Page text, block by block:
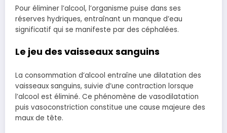
Pour éliminer l’alcool, l’organisme puise dans ses
réserves hydriques, entraînant un manque d’eau
significatif qui se manifeste par des céphalées.
Le jeu des vaisseaux sanguins
La consommation d’alcool entraîne une dilatation des
vaisseaux sanguins, suivie d’une contraction lorsque
l’alcool est éliminé. Ce phénomène de vasodilatation
puis vasoconstriction constitue une cause majeure des
maux de tête.